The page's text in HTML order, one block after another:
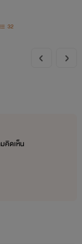
32
คิดเห็น